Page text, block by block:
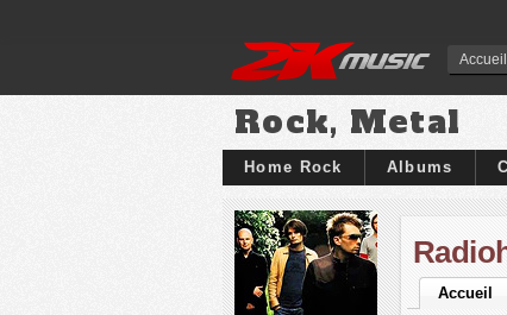
Accueil
Rock, Metal
Home Rock Albums
Accueil